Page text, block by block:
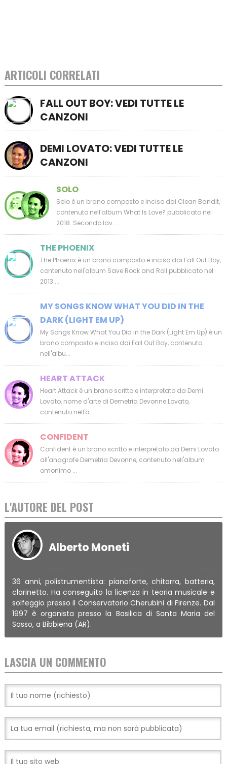
ARTICOLI CORRELATI
FALL OUT BOY: VEDI TUTTE LE
CANZONI
DEMI LOVATO: VEDI TUTTE LE
CANZONI
SOLO
Solo è un brano composto e inciso dai Clean Bandit,
contenuto nell'album What Is Love? pubblicato nel
2018. Secondo lav...
THE PHOENIX
The Phoenix è un brano composto e inciso dai Fall Out Boy,
contenuto nell'album Save Rock and Roll pubblicato nel
2013....
MY SONGS KNOW WHAT YOU DID IN THE
DARK (LIGHT EM UP)
My Songs Know What You Did in the Dark (Light Em Up) è un
brano composto e inciso dai Fall Out Boy, contenuto
nell'albu...
HEART ATTACK
Heart Attack è un brano scritto e interpretato da Demi
Lovato, nome d'arte di Demetria Devonne Lovato,
contenuto nell'a...
CONFIDENT
Confident è un brano scritto e interpretato da Demi Lovato
all'anagrafe Demetria Devonne, contenuto nell'album
omonimo ...
L'AUTORE DEL POST
Alberto Moneti
36 anni, polistrumentista: pianoforte, chitarra, batteria,
clarinetto. Ha conseguito la licenza in teoria musicale e
solfeggio presso il Conservatorio Cherubini di Firenze. Dal
1997 è organista presso la Basilica di Santa Maria del
Sasso, a Bibbiena (AR).
LASCIA UN COMMENTO